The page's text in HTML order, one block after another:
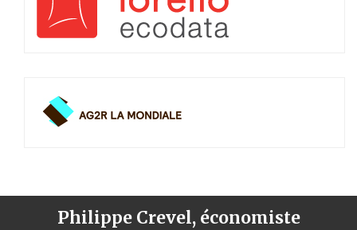
Philippe Crevel, économiste